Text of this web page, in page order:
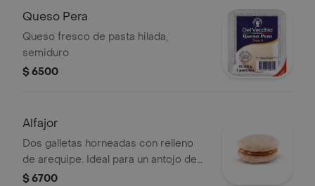
Queso Pera
Queso fresco de pasta hilada,
semiduro
$ 6500
Alfajor
Dos galletas horneadas con relleno
de arequipe. Ideal para un antojo de
dulce.
$ 6700